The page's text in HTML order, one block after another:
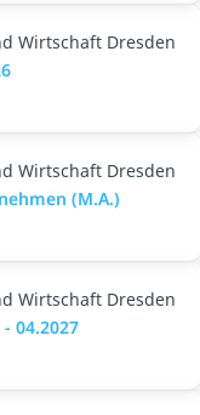
Wirtschaft Dresden
Wirtschaft Dresden
(M.A.)
Wirtschaft Dresden
04.2027